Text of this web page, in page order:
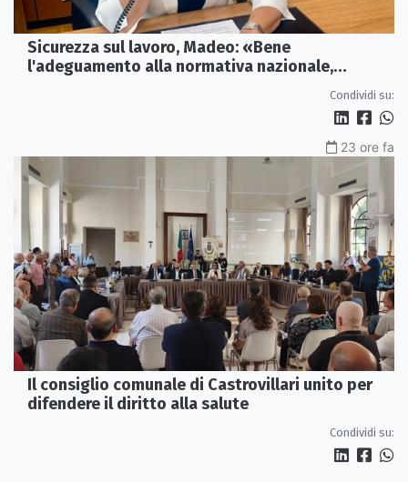
Sicurezza sul lavoro, Madeo: «Bene
l'adeguamento alla normativa nazionale,
Condividi su:
23 ore fa
Il consiglio comunale di Castrovillari unito per
difendere il diritto alla salute
Condividi su: